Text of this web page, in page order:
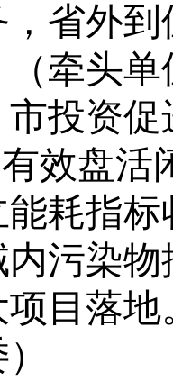
，省外
（牵头
市投资促
有效盘活
能耗指
内污染
项目落地